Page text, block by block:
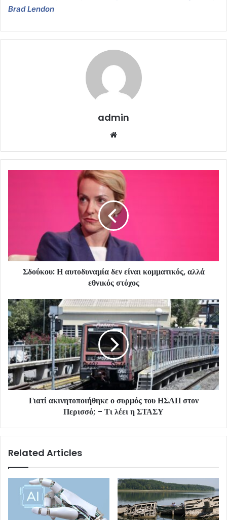
Brad Lendon
admin
Σδούκου: Η αυτοδυναμία δεν είναι κομματικός, αλλά
εθνικός στόχος
Γιατί ακινητοποιήθηκε ο συρμός του ΗΣΑΠ στον
Περισσό; - Τι λέει η ΣΤΑΣΥ
Related Articles